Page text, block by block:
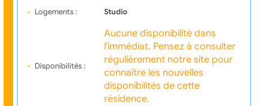
Logements : Studio
Disponibilités :
Aucune disponibilité dans
l'immédiat. Pensez à consulter
régulièrement notre site pour
connaître les nouvelles
disponibilités de cette
résidence.